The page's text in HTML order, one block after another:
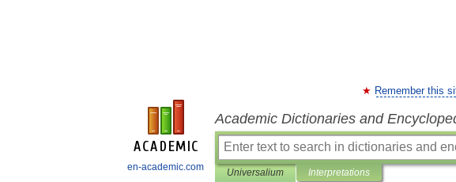
en-academic.com
Remember this
Academic Dictionaries and
Universalium Interpretations